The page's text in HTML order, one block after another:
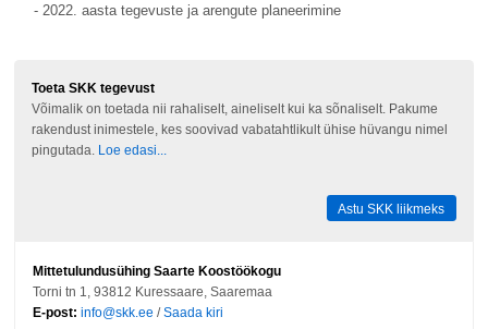
- 2022. aasta tegevuste ja arengute planeerimine
Toeta SKK tegevust
Võimalik on toetada nii rahaliselt, aineliselt kui ka sõnaliselt. Pakume
rakendust inimestele, kes soovivad vabatahtlikult ühise hüvangu nimel
pingutada. Loe edasi...
Astu SKK liikmeks
Mittetulundusühing Saarte Koostöökogu
Torni tn 1, 93812 Kuressaare, Saaremaa
E-post: info@skk.ee /Saada kiri